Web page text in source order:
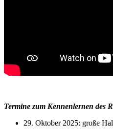
Termine zum Kennenlernen des
29. Oktober 2025: große